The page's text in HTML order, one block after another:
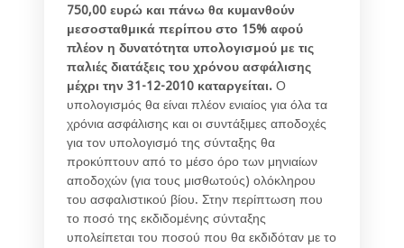
750,00 ευρώ και πάνω θα κυμανθούν
μεσοσταθμικά περίπου στο 15% αφού
πλέον η δυνατότητα υπολογισμού με τις
παλιές διατάξεις του χρόνου ασφάλισης
μέχρι την 31-12-2010 καταργείται. Ο
υπολογισμός θα είναι πλέον ενιαίος για όλα τα
χρόνια ασφάλισης και οι συντάξιμες αποδοχές
για τον υπολογισμό της σύνταξης θα
προκύπτουν από το μέσο όρο των μηνιαίων
αποδοχών (για τους μισθωτούς) ολόκληρου
του ασφαλιστικού βίου. Στην περίπτωση που
το ποσό της εκδιδομένης σύνταξης
υπολείπεται του ποσού που θα εκδιδόταν με το